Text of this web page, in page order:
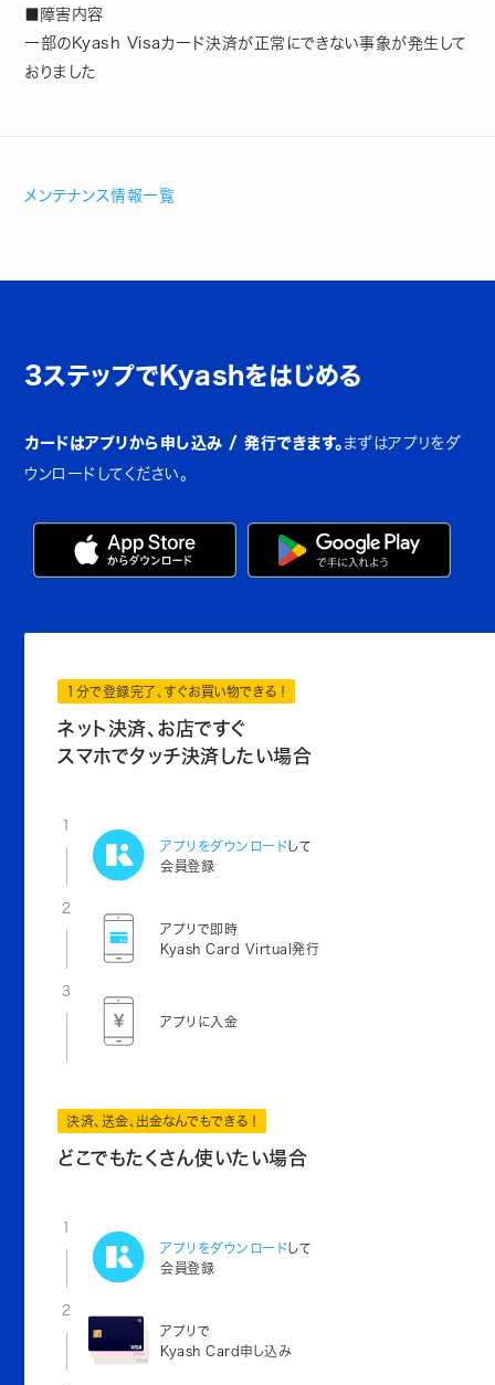
■障害内容
一部のKyash Visaカード決済が正常にできない事象が発生して
おりました
メンテナンス情報一覧
3ステップでKyashをはじめる
カードはアプリから申し込み / 発行できます。 まずはアプリをダ
ウンロードしてください。
1分で登録完了、すぐお買い物できる！
ネット決済、お店ですぐ
スマホでタッチ決済したい場合
1
アプリをダウンロードして
会員登録
2
アプリで即時
Kyash Card Virtual発行
3
アプリに入金
決済、送金、出金なんでもできる！
どこでもたくさん使いたい場合
1
アプリをダウンロードして
会員登録
2
アプリで
Kyash Card申し込み